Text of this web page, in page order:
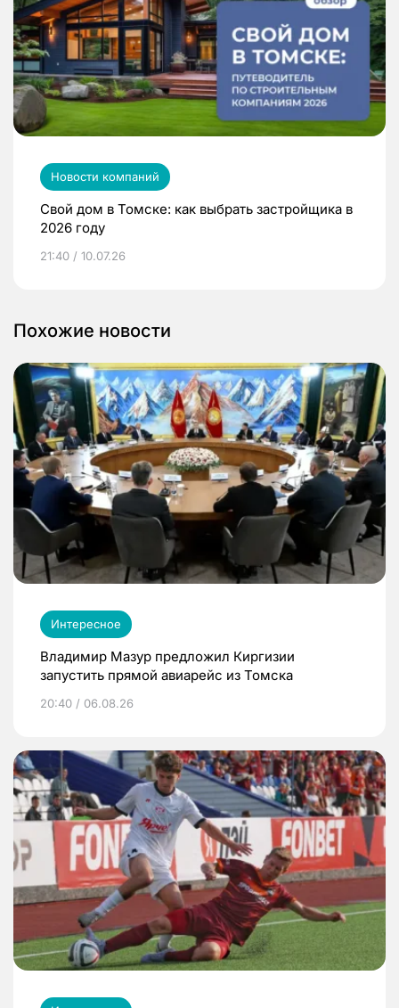
Новости компаний
Свой дом в Томске: как выбрать застройщика в
2026 году
21:40 / 10.07.26
Похожие новости
Интересное
Владимир Мазур предложил Киргизии
запустить прямой авиарейс из Томска
20:40 / 06.08.26